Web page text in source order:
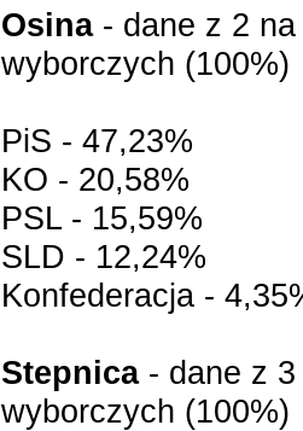
Osina- dane z 2 na
wyborczych (100%)
PiS - 47,23%
KO - 20,58%
PSL - 15,59%
SLD - 12,24%
Konfederacja -
Stepnica- dane z 3
wyborczych (100%)